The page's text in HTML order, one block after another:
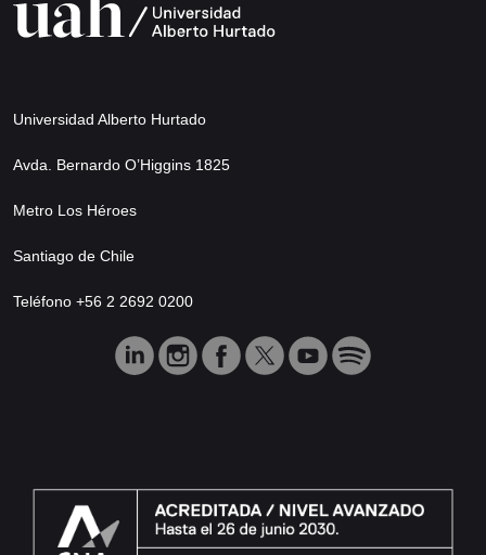
Universidad Alberto Hurtado
Avda. Bernardo O’Higgins 1825
Metro Los Héroes
Santiago de Chile
Teléfono +56 2 2692 0200